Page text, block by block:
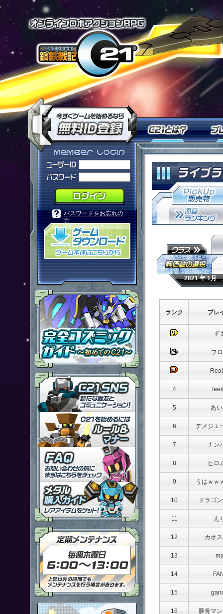
オンライン
Ｃ２１
今すぐ「鋼鉄戦記Ｃ２１」
「鋼鉄戦記Ｃ２１」メンバーロ
パスワードをお忘れの
方
「鋼鉄戦記Ｃ２１」ゲームダウン
2021 年 1月
ランク プレ
ﾀﾞ
フ
4
5 あ
6 デメジエ
7 ナン
8 ヒロ
9 うはｗｗ
10 ドラゴ
11 え
12 カオ
13
14
15
16 豚骨マ
「鋼鉄戦記Ｃ２１」ＳＮＳ
「鋼鉄戦記Ｃ２１」ルール＆
メタル購入ガイドはこちらから
ポイント感覚で有料通貨をゲッ